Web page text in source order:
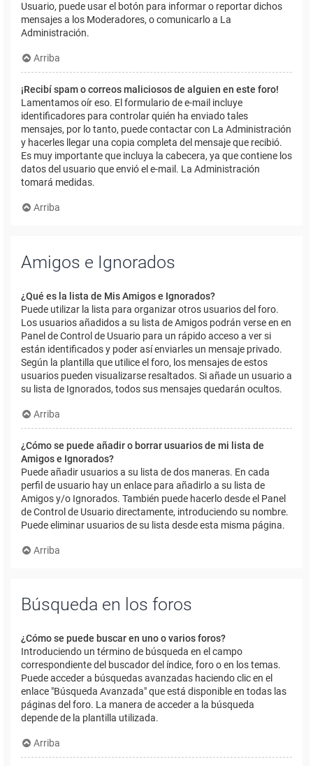
Usuario, puede usar el botón para informar o reportar dichos
mensajes a los Moderadores, o comunicarlo a La
Administración.
Arriba
¡Recibí spam o correos maliciosos de alguien en este foro!
Lamentamos oír eso. El formulario de e-mail incluye
identificadores para controlar quién ha enviado tales
mensajes, por lo tanto, puede contactar con La Administración
y hacerles llegar una copia completa del mensaje que recibió.
Es muy importante que incluya la cabecera, ya que contiene los
datos del usuario que envió el e-mail. La Administración
tomará medidas.
Arriba
Amigos e Ignorados
¿Qué es la lista de Mis Amigos e Ignorados?
Puede utilizar la lista para organizar otros usuarios del foro.
Los usuarios añadidos a su lista de Amigos podrán verse en en
Panel de Control de Usuario para un rápido acceso a ver si
están identificados y poder así enviarles un mensaje privado.
Según la plantilla que utilice el foro, los mensajes de estos
usuarios pueden visualizarse resaltados. Si añade un usuario a
su lista de Ignorados, todos sus mensajes quedarán ocultos.
Arriba
¿Cómo se puede añadir o borrar usuarios de mi lista de
Amigos e Ignorados?
Puede añadir usuarios a su lista de dos maneras. En cada
perfil de usuario hay un enlace para añadirlo a su lista de
Amigos y/o Ignorados. También puede hacerlo desde el Panel
de Control de Usuario directamente, introduciendo su nombre.
Puede eliminar usuarios de su lista desde esta misma página.
Arriba
Búsqueda en los foros
¿Cómo se puede buscar en uno o varios foros?
Introduciendo un término de búsqueda en el campo
correspondiente del buscador del índice, foro o en los temas.
Puede acceder a búsquedas avanzadas haciendo clic en el
enlace "Búsqueda Avanzada" que está disponible en todas las
páginas del foro. La manera de acceder a la búsqueda
depende de la plantilla utilizada.
Arriba